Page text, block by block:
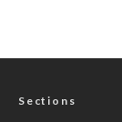
Sections